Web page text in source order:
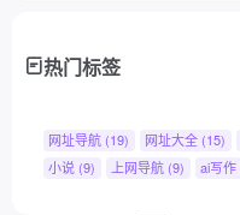
热门标签
网址导航 (19) 网址大全 (15)
小说 (9) 上网导航 (9) ai写作